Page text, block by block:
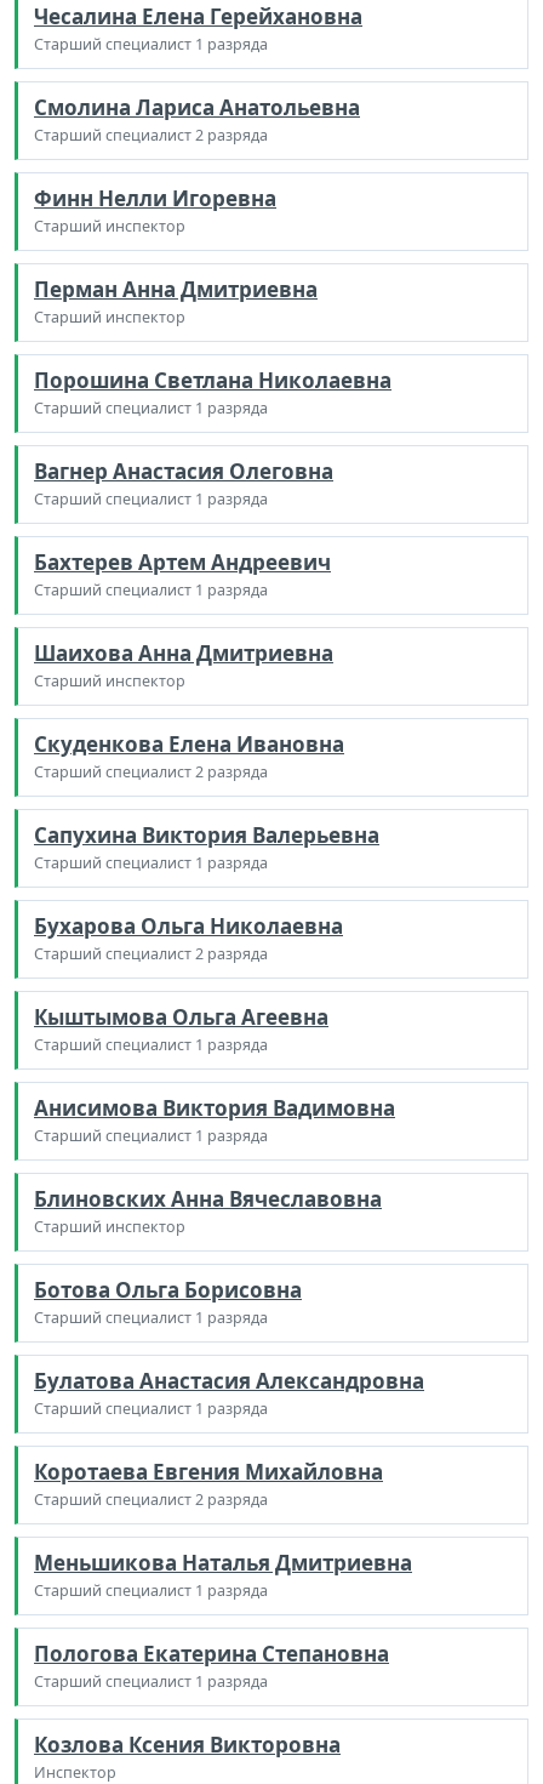
Чесалина Елена Герейхановна
Старший специалист 1 разряда
Смолина Лариса Анатольевна
Старший специалист 2 разряда
Финн Нелли Игоревна
Старший инспектор
Перман Анна Дмитриевна
Старший инспектор
Порошина Светлана Николаевна
Старший специалист 1 разряда
Вагнер Анастасия Олеговна
Старший специалист 1 разряда
Бахтерев Артем Андреевич
Старший специалист 1 разряда
Шаихова Анна Дмитриевна
Старший инспектор
Скуденкова Елена Ивановна
Старший специалист 2 разряда
Сапухина Виктория Валерьевна
Старший специалист 1 разряда
Бухарова Ольга Николаевна
Старший специалист 2 разряда
Кыштымова Ольга Агеевна
Старший специалист 1 разряда
Анисимова Виктория Вадимовна
Старший специалист 1 разряда
Блиновских Анна Вячеславовна
Старший инспектор
Ботова Ольга Борисовна
Старший специалист 1 разряда
Булатова Анастасия Александровна
Старший специалист 1 разряда
Коротаева Евгения Михайловна
Старший специалист 2 разряда
Меньшикова Наталья Дмитриевна
Старший специалист 1 разряда
Пологова Екатерина Степановна
Старший специалист 1 разряда
Козлова Ксения Викторовна
Инспектор